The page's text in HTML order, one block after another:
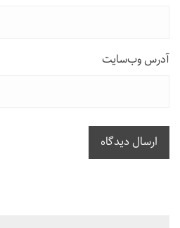
آدرس وب‌سایت
ارسال دیدگاه